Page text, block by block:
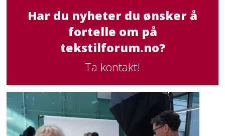
Har du nyheter du ønsker å
fortelle om på
tekstilforum.no?
Ta kontakt!